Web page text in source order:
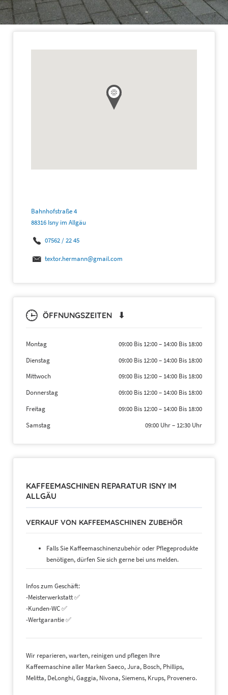
Bahnhofstraße 4
88316 Isny im Allgäu
07562 / 22 45
textor.hermann@gmail.com
ÖFFNUNGSZEITEN ⬇
Montag 09:00 Bis 12:00– 14:00 Bis 18:00
Dienstag
09:00 Bis 12:00– 14:00 Bis 18:00
Mittwoch
09:00 Bis 12:00– 14:00 Bis 18:00
Donnerstag
09:00 Bis 12:00– 14:00 Bis 18:00
Freitag
09:00 Bis 12:00– 14:00 Bis 18:00
Samstag
09:00 Uhr– 12:30 Uhr
KAFFEEMASCHINEN REPARATUR ISNY IM
ALLGÄU
VERKAUF VON KAFFEEMASCHINEN ZUBEHÖR
Falls Sie Kaffeemaschinenzubehör oder Pflegeprodukte
benötigen, dürfen Sie sich gerne bei uns melden.
Infos zum Geschäft:
-Meisterwerkstatt ✅
-Kunden-WC ✅
-Wertgarantie ✅
Wir reparieren, warten, reinigen und pflegen Ihre
Kaffeemaschine aller Marken Saeco, Jura, Bosch, Phillips,
Melitta, DeLonghi, Gaggia, Nivona, Siemens, Krups, Provenero.